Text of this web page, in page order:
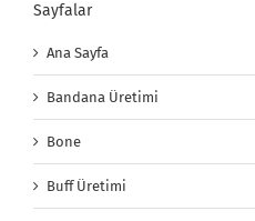
Sayfalar
Ana Sayfa
Bandana Üretimi
Bone
Buff Üretimi